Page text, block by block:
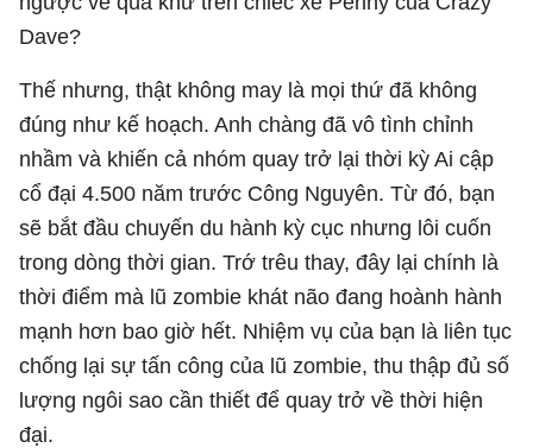
Dave?
Thế nhưng, thật không may là mọi thứ đã không
đúng như kế hoạch. Anh chàng đã vô tình chỉnh
nhầm và khiến cả nhóm quay trở lại thời kỳ Ai cập
cổ đại 4.500 năm trước Công Nguyên. Từ đó, bạn
sẽ bắt đầu chuyến du hành kỳ cục nhưng lôi cuốn
trong dòng thời gian. Trớ trêu thay, đây lại chính là
thời điểm mà lũ zombie khát não đang hoành hành
mạnh hơn bao giờ hết. Nhiệm vụ của bạn là liên tục
chống lại sự tấn công của lũ zombie, thu thập đủ số
lượng ngôi sao cần thiết để quay trở về thời hiện
đại.